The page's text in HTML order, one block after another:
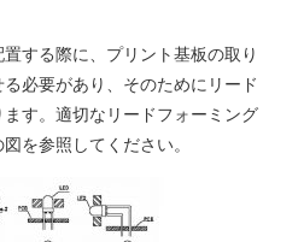
する際に、プリント基板の取り
必要があり、そのためにリード
す。適切なリードフォーミング
を参照してください。